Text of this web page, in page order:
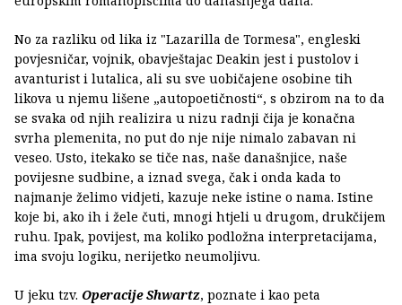
No za razliku od lika iz "Lazarilla de Tormesa", engleski
povjesničar, vojnik, obavještajac Deakin jest i pustolov i
avanturist i lutalica, ali su sve uobičajene osobine tih
likova u njemu lišene „autopoetičnosti“, s obzirom na to da
se svaka od njih realizira u nizu radnji čija je konačna
svrha plemenita, no put do nje nije nimalo zabavan ni
veseo. Usto, itekako se tiče nas, naše današnjice, naše
povijesne sudbine, a iznad svega, čak i onda kada to
najmanje želimo vidjeti, kazuje neke istine o nama. Istine
koje bi, ako ih i žele čuti, mnogi htjeli u drugom, drukčijem
ruhu. Ipak, povijest, ma koliko podložna interpretacijama,
ima svoju logiku, nerijetko neumoljivu.
U jeku tzv. Operacije Shwartz, poznate i kao peta